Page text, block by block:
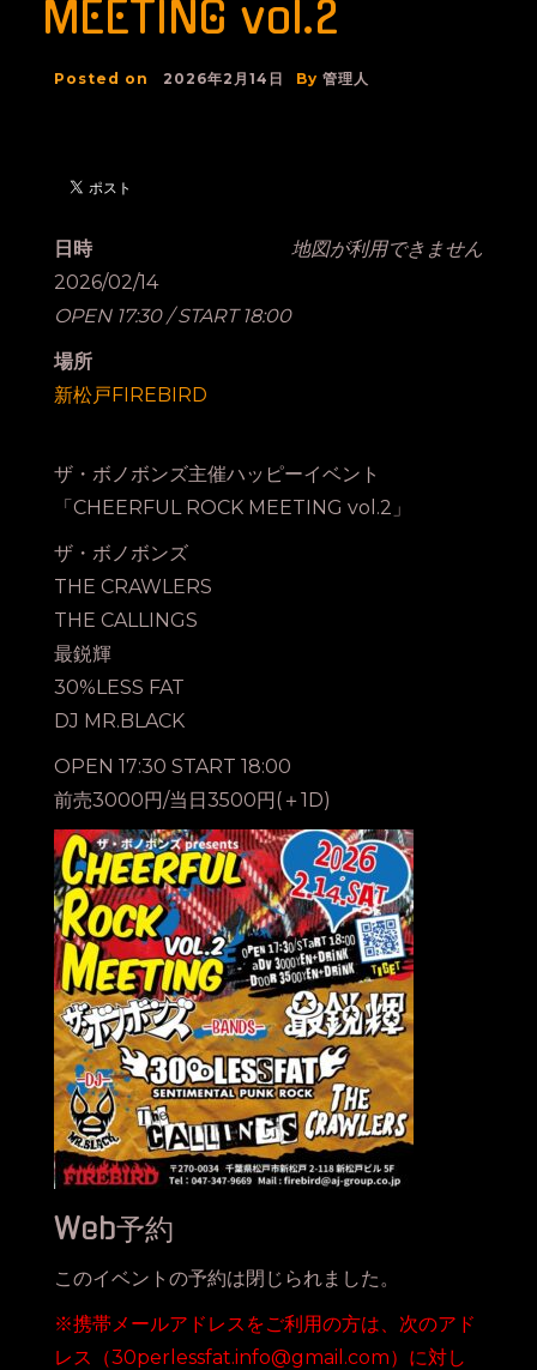
MEETING vol.2
Posted on 2026年2月14日 By 管理人
地図が利用できません
日時
2026/02/14
OPEN 17:30 / START 18:00
場所
新松戸FIREBIRD
ザ・ボノボンズ主催ハッピーイベント
「CHEERFUL ROCK MEETING vol.2」
ザ・ボノボンズ
THE CRAWLERS
THE CALLINGS
最鋭輝
30%LESS FAT
DJ MR.BLACK
OPEN 17:30 START 18:00
前売3000円/当日3500円(＋1D)
Web予約
このイベントの予約は閉じられました。
※携帯メールアドレスをご利用の方は、次のアド
レス（30perlessfat.info@gmail.com）に対し